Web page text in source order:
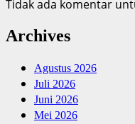
Tidak ada komentar
Archives
Agustus 2026
Juli 2026
Juni 2026
Mei 2026